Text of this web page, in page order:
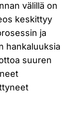
välillä on
keskittyy
ja
hankaluuksia
suuren